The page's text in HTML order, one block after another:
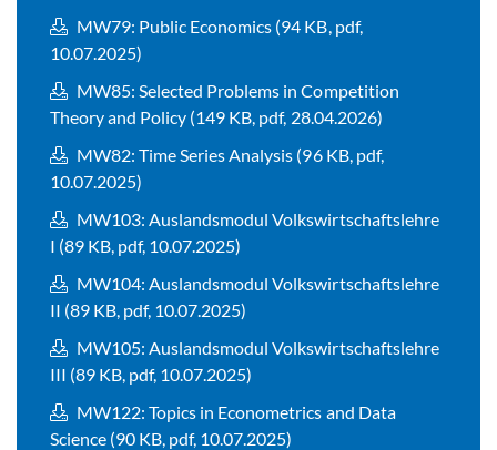
MW79: Public Economics (94 KB, pdf,
10.07.2025)
MW85: Selected Problems in Competition
Theory and Policy (149 KB, pdf, 28.04.2026)
MW82: Time Series Analysis (96 KB, pdf,
10.07.2025)
MW103: Auslandsmodul Volkswirtschaftslehre
I (89 KB, pdf, 10.07.2025)
MW104: Auslandsmodul Volkswirtschaftslehre
II (89 KB, pdf, 10.07.2025)
MW105: Auslandsmodul Volkswirtschaftslehre
III (89 KB, pdf, 10.07.2025)
MW122: Topics in Econometrics and Data
Science (90 KB, pdf, 10.07.2025)